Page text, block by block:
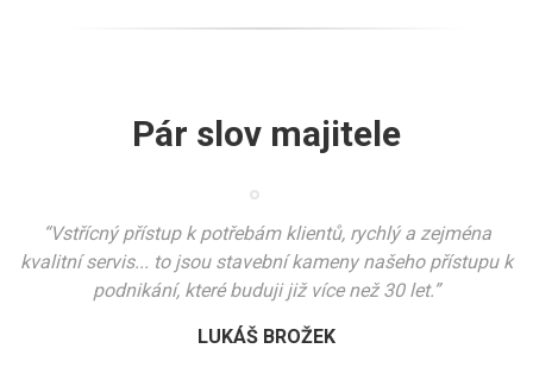
Pár slov majitele
“Vstřícný přístup k potřebám klientů, rychlý a zejména
kvalitní servis... to jsou stavební kameny našeho přístupu k
podnikání, které buduji již více než 30 let.”
LUKÁŠ BROŽEK